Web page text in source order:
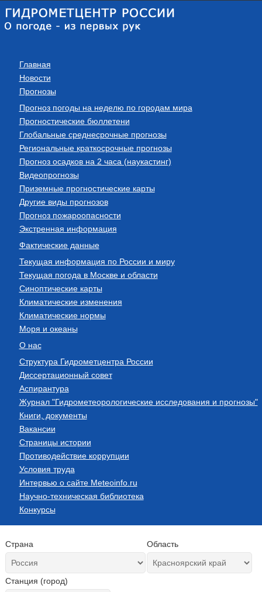
Главная
Новости
Прогнозы
Прогноз погоды на неделю по городам мира
Прогностические бюллетени
Глобальные среднесрочные прогнозы
Региональные краткосрочные прогнозы
Прогноз осадков на 2 часа (наукастинг)
Видеопрогнозы
Приземные прогностические карты
Другие виды прогнозов
Прогноз пожароопасности
Экстренная информация
Фактические данные
Текущая информация по России и миру
Текущая погода в Москве и области
Синоптические карты
Климатические изменения
Климатические нормы
Моря и океаны
О нас
Структура Гидрометцентра России
Диссертационный совет
Аспирантура
Журнал "Гидрометеорологические исследования и прогнозы"
Книги, документы
Вакансии
Страницы истории
Противодействие коррупции
Условия труда
Интервью о сайте Meteoinfo.ru
Научно-техническая библиотека
Конкурсы
Страна Область
Станция (город)